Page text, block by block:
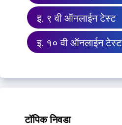
इ. ९ वी ऑनलाईन टेस्ट
इ. १० वी ऑनलाईन टेस्ट
टॉपिक निवडा